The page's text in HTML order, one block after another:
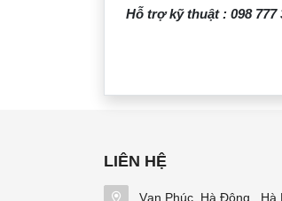
Hỗ trợ kỹ thuật : 098 777
LIÊN HỆ
Vạn Phúc, Hà Đông , Hà